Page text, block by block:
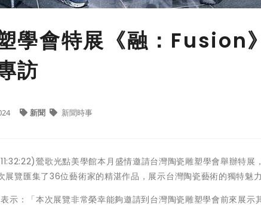
學會特展《融：Fusion
訪
新聞 新聞時事
鶯歌光點美學館本月盛情邀請台灣陶瓷雕塑學會舉辦特展
覽匯集了36位藝術家的精湛作品，展示台灣陶瓷藝術的獨特魅力
示：「本次展覽非常榮幸能夠邀請到台灣陶瓷雕塑學會前來展示